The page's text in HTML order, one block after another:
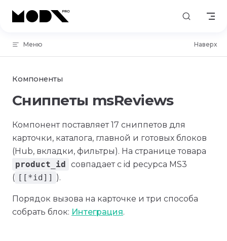
Skip to content
Меню Наверх
Компоненты
Сниппеты msReviews
Компонент поставляет 17 сниппетов для
карточки, каталога, главной и готовых блоков
(Hub, вкладки, фильтры). На странице товара
product_id совпадает с id ресурса MS3
( [[*id]] ).
Порядок вызова на карточке и три способа
собрать блок: Интеграция.